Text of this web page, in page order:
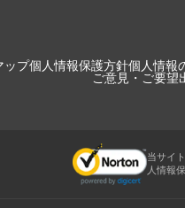
ップ個人情報保護方針個人情報
ご意見・ご要望
当サイ
人情報